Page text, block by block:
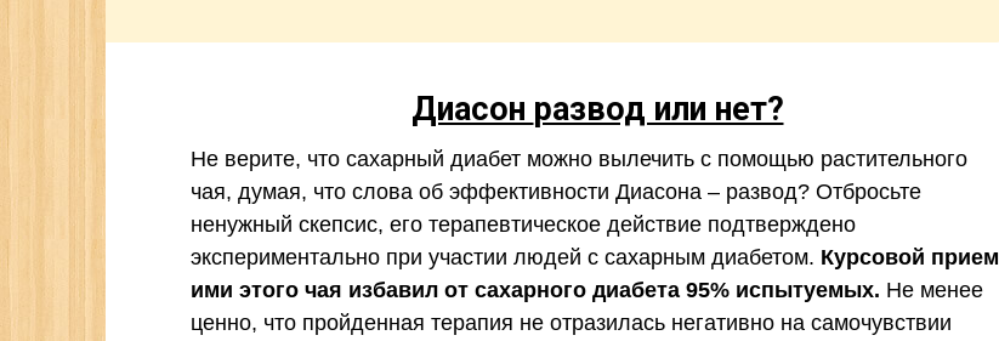
Диасон развод или нет?
Не верите, что сахарный диабет можно вылечить с помощью растительного
чая, думая, что слова об эффективности Диасона – развод? Отбросьте
ненужный скепсис, его терапевтическое действие подтверждено
экспериментально при участии людей с сахарным диабетом. Курсовой прием
ими этого чая избавил от сахарного диабета 95% испытуемых. Не менее
ценно, что пройденная терапия не отразилась негативно на самочувствии